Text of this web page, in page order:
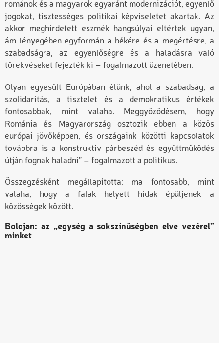
románok és a magyarok egyaránt modernizációt, egyenlő
jogokat, tisztességes politikai képviseletet akartak. Az
akkor meghirdetett eszmék hangsúlyai eltértek ugyan,
ám lényegében egyformán a békére és a megértésre, a
szabadságra, az egyenlőségre és a haladásra való
törekvéseket fejezték ki – fogalmazott üzenetében.
Olyan egyesült Európában élünk, ahol a szabadság, a
szolidaritás, a tisztelet és a demokratikus értékek
fontosabbak, mint valaha. Meggyőződésem, hogy
Románia és Magyarország osztozik ebben a közös
európai jövőképben, és országaink közötti kapcsolatok
továbbra is a konstruktív párbeszéd és együttműködés
útján fognak haladni” – fogalmazott a politikus.
Összegzésként megállapította: ma fontosabb, mint
valaha, hogy a falak helyett hidak épüljenek a
közösségek között.
Bolojan: az „egység a sokszínűségben elve vezérel”
minket